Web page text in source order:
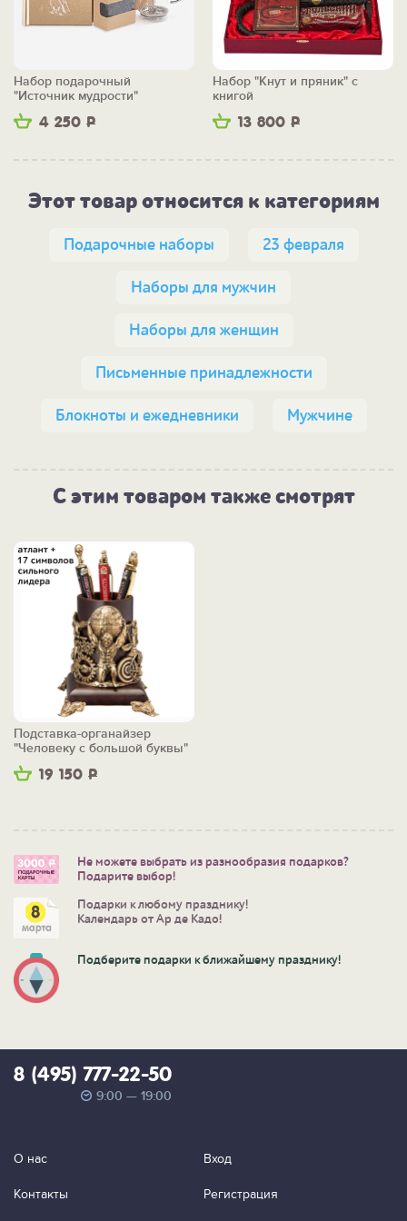
подарочный футляриз дизайнерского картона с
ложементом и тематическим изображением на
ВНИМАНИЕ! Вы можете
заказать другие изображения и надписи:
- в нижней части корпуса ручки методом лазерной
- на лицевой стороне обложки блокнота методом
цветной УФ-печати;
4 250 Р
Набор подарочный
"Источник мудрости"
13 800 Р
Набор "Кнут и пряник" с
книгой
Этот товар относится к категориям
Подарочные наборы 23 февраля
Наборы для мужчин
Наборы для женщин
Письменные принадлежности
Блокноты и ежедневники Мужчине
С этим товаром также смотрят
19 150 Р
Подставка-органайзер
"Человеку с большой буквы"
Не можете выбрать из разнообразия подарков?
Подарите выбор!
Подарки к любому празднику!
Календарь от Ар де Кадо!
Подберите подарки к ближайшему празднику!
8 (495) 777-22-50
9:00 — 19:00
О нас
Контакты
Вход
Регистрация